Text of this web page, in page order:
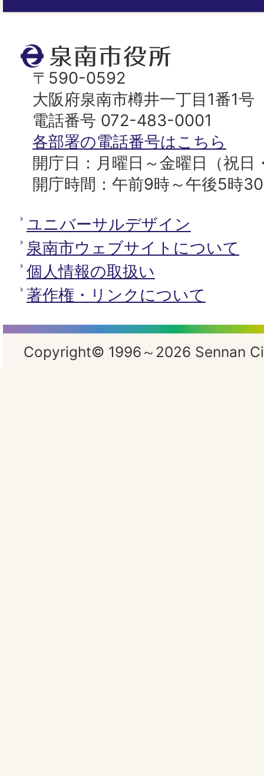
泉
南
市
役
所
〒590-0592
大阪府泉南市樽井一丁目1番1号
電話番号 072-483-0001
各部署の電話番号はこちら
開庁日：月曜日～金曜日（祝日
開庁時間：午前9時～午後5時
ユニバーサルデザイン
泉南市ウェブサイトについて
個人情報の取扱い
著作権・リンクについて
Copyright© 1996～2026 Sennan